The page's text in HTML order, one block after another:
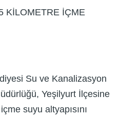
KİLOMETRE İÇME
Su ve Kanalizasyon
Yeşilyurt İlçesine
suyu altyapısını